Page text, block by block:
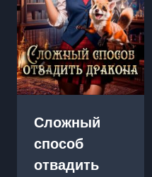
Сложный
способ
отвадить